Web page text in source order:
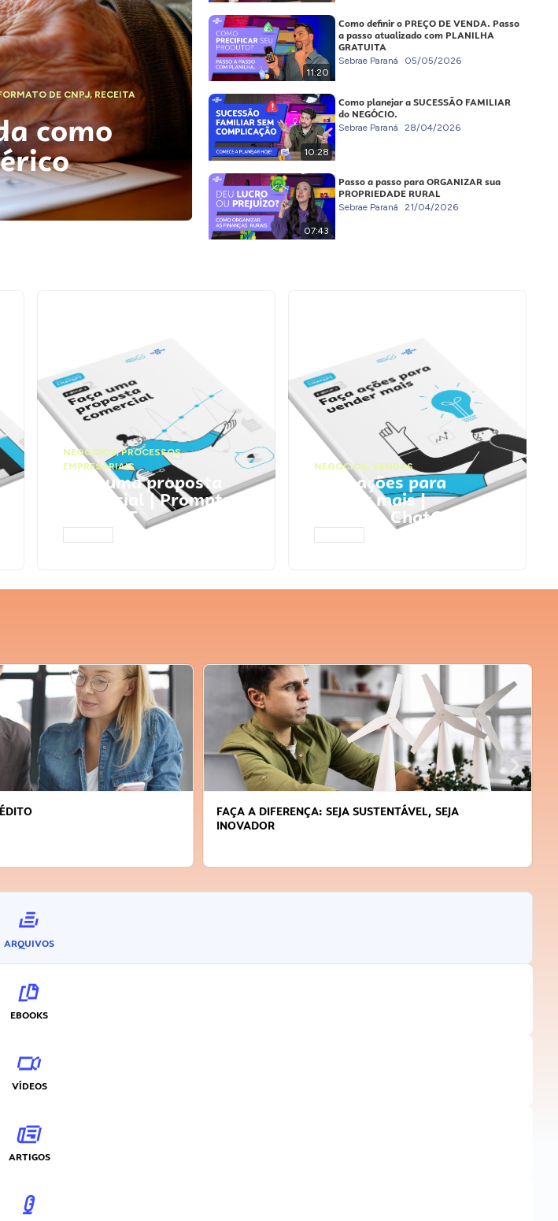
DE CNPJ,RECEITA
como
11:20
Como definir o PREÇO DE VENDA. Passo
a passo atualizado com PLANILHA
GRATUITA
Sebrae Paraná 05/05/2026
10:28
Como planejar a SUCESSÃO FAMILIAR
do NEGÓCIO.
Sebrae Paraná 28/04/2026
07:43
Passo a passo para ORGANIZAR sua
PROPRIEDADE RURAL
Sebrae Paraná 21/04/2026
NEGÓCIOS,PROCESSOS
EMPRESARIAIS
Faça uma proposta
comercial | Prompts
ChatGPT
NEGÓCIOS, VENDAS
Faça ações para
vender mais |
Prompts ChatGPT
FAÇA A DIFERENÇA: SEJA SUSTENTÁVEL, SEJA
INOVADOR
ARQUIVOS
EBOOKS
VÍDEOS
ARTIGOS